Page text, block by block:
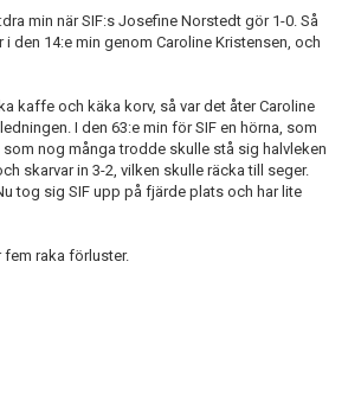
min när SIF:s Josefine Norstedt gör 1-0. Så
i den 14:e min genom Caroline Kristensen, och
kaffe och käka korv, så var det åter Caroline
I den 63:e min för SIF en hörna, som
nog många trodde skulle stå sig halvleken
skarvar in 3-2, vilken skulle räcka till seger.
tog sig SIF upp på fjärde plats och har lite
raka förluster.